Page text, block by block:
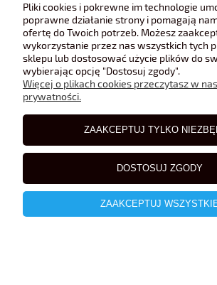
Mercedes-Benz GLE Coupe iScale
99,00 zł
Pliki cookies i pokrewne im technologie
poprawne działanie strony i pomagają
ofertę do Twoich potrzeb. Możesz
wykorzystanie przez nas wszystkich tych
sklepu lub dostosować użycie plików do
wybierając opcję "Dostosuj zgody".
Więcej o plikach cookies przeczytasz w
prywatności.
ZAAKCEPTUJ TYLKO
DOSTOSUJ ZGODY
ZAAKCEPTUJ